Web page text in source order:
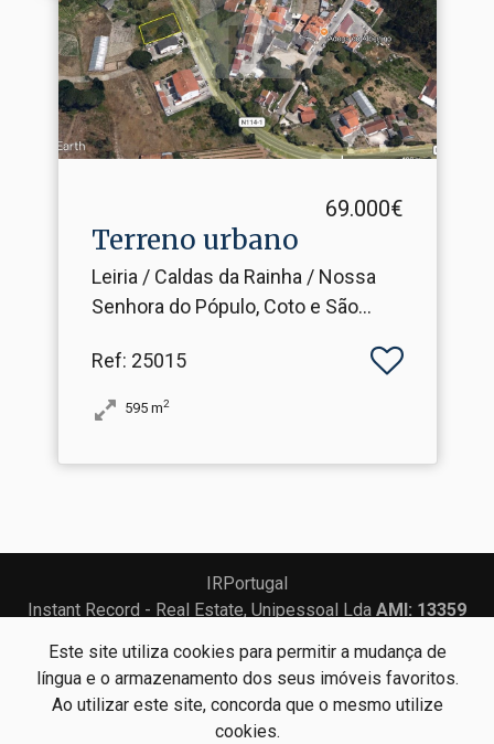
Este site utiliza cookies para permitir a mudança de
língua e o armazenamento dos seus imóveis favoritos.
Ao utilizar este site, concorda que o mesmo utilize
cookies.
69.000€
Terreno urbano
Leiria / Caldas da Rainha / Nossa
Senhora do Pópulo, Coto e São
Ref: 25015
595 m2
IRPortugal
Instant Record - Real Estate, Unipessoal Lda AMI: 13359
Centros de Resolução de Litígios
Política de Privacidade
Livro de Reclamações